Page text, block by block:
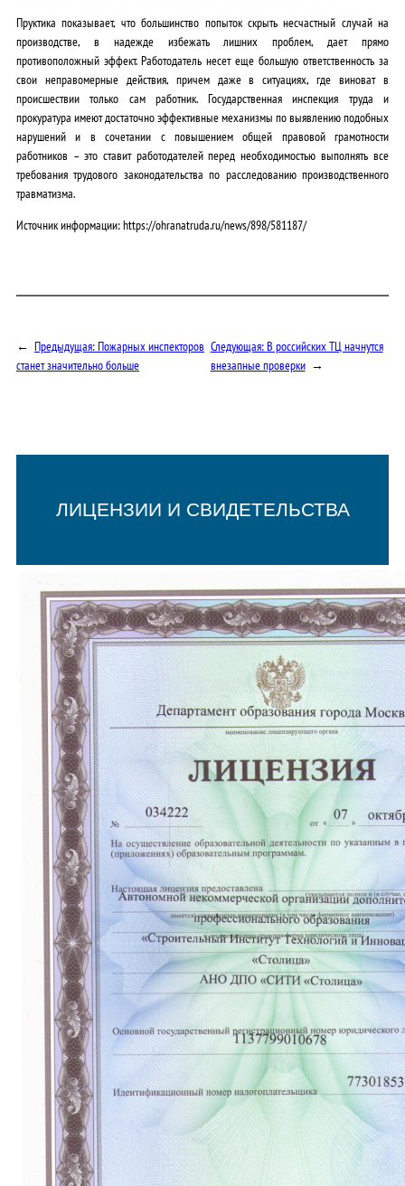
Пруктика показывает, что большинство попыток скрыть несчастный случай на
производстве, в надежде избежать лишних проблем, дает прямо
противоположный эффект. Работодатель несет еще большую ответственность за
свои неправомерные действия, причем даже в ситуациях, где виноват в
происшествии только сам работник. Государственная инспекция труда и
прокуратура имеют достаточно эффективные механизмы по выявлению подобных
нарушений и в сочетании с повышением общей правовой грамотности
работников – это ставит работодателей перед необходимостью выполнять все
требования трудового законодательства по расследованию производственного
травматизма.
Источник информации: https://ohranatruda.ru/news/898/581187/
← Предыдущая:Пожарных инспекторов
станет значительно больше
Следующая:В российских ТЦ начнутся
внезапные проверки →
ЛИЦЕНЗИИ И СВИДЕТЕЛЬСТВА